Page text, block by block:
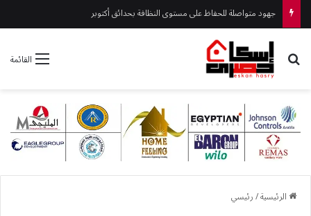
جهود متواصلة للحفاظ على مستوى النظافة بحدائق أكتوبر
القائمة بحث عن
الرئيسية/رئيسي